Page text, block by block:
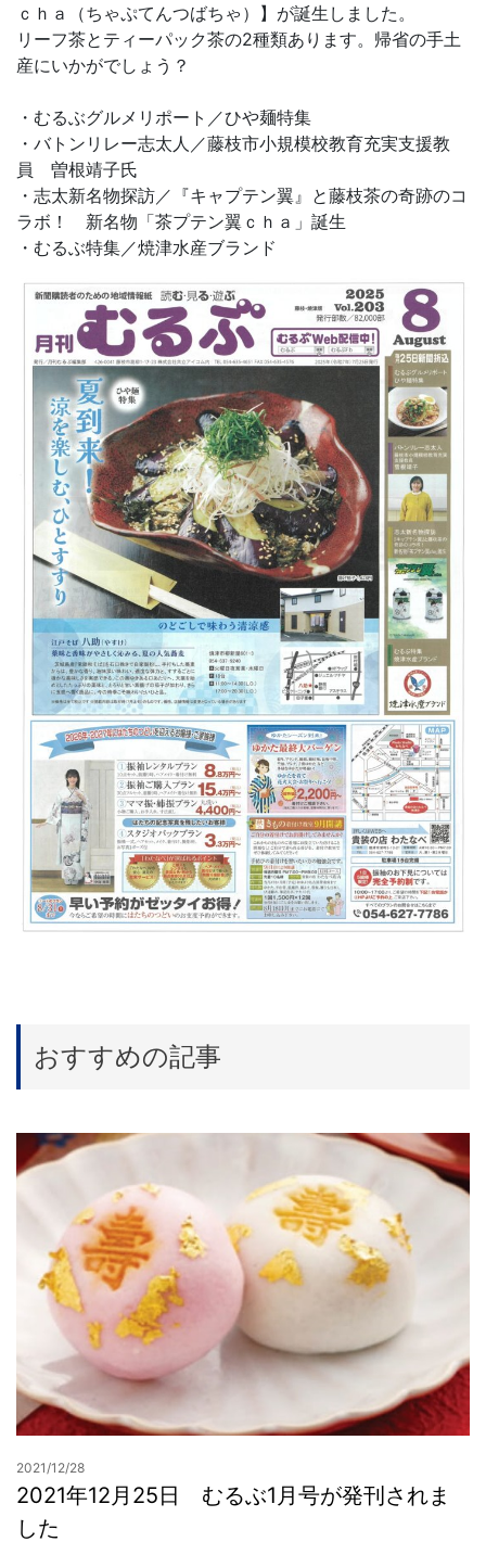
ｃｈａ（ちゃぷてんつばちゃ）】が誕生しました。
リーフ茶とティーパック茶の2種類あります。帰省の手土
産にいかがでしょう？
・むるぶグルメリポート／ひや麺特集
・バトンリレー志太人／藤枝市小規模校教育充実支援教
員 曽根靖子氏
・志太新名物探訪／『キャプテン翼』と藤枝茶の奇跡のコ
ラボ！ 新名物「茶プテン翼ｃｈａ」誕生
・むるぶ特集／焼津水産ブランド
おすすめの記事
2021/12/28
2021年12月25日 むるぶ1月号が発刊されま
した